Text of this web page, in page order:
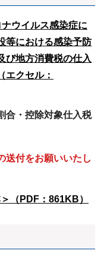
ウイルス感染症に
等における感染予防
び地方消費税の仕入
エクセル：
合・控除対象仕入税
送付をお願いいたし
（PDF：861KB）